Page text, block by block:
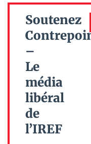
Soutenez
–
Le
média
libéral
de
l’IREF